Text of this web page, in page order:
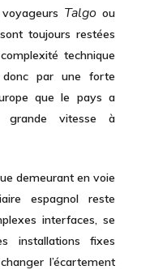
Talgo ou
toujours restées
technique
donc par une forte
que le pays a
grande vitesse à
demeurant en voie
espagnol reste
interfaces , se
installations fixes
l’écartement